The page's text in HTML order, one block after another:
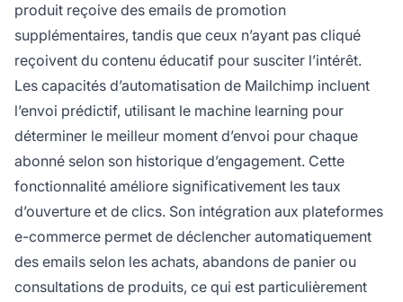
produit reçoive des emails de promotion
supplémentaires, tandis que ceux n’ayant pas cliqué
reçoivent du contenu éducatif pour susciter l’intérêt.
Les capacités d’automatisation de Mailchimp incluent
l’envoi prédictif, utilisant le machine learning pour
déterminer le meilleur moment d’envoi pour chaque
abonné selon son historique d’engagement. Cette
fonctionnalité améliore significativement les taux
d’ouverture et de clics. Son intégration aux plateformes
e-commerce permet de déclencher automatiquement
des emails selon les achats, abandons de panier ou
consultations de produits, ce qui est particulièrement